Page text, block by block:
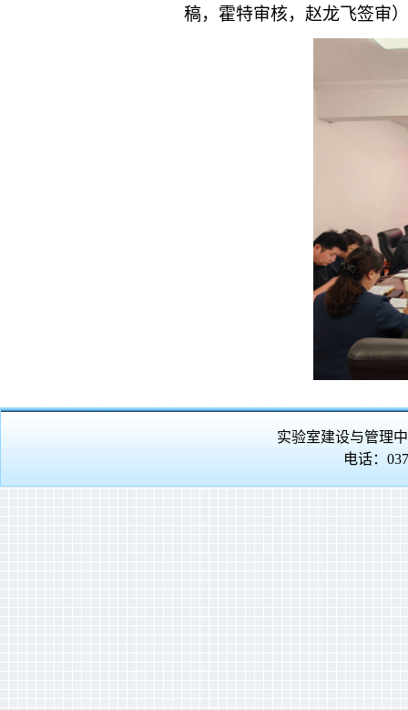
稿，霍特审核，赵龙飞签审）
实验室建设与管理
电话：